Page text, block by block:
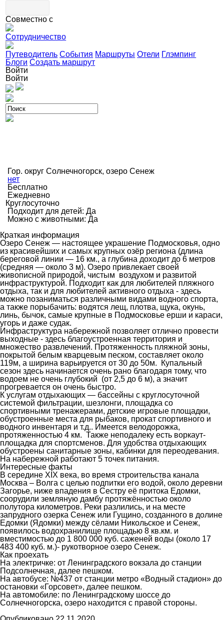
Совместно с
Сотрудничество
Путеводитель События Маршруты Отели Глэмпинг
Блоги Создать маршрут
Войти
Войти
Гор. округ Солнечногорск, озеро Сенеж
нет
Бесплатно
Ежедневно
Круглосуточно
Подходит для детей: Да
Можно с животными: Да
Краткая информация
Озеро Сенеж — настоящее украшение Подмосковья, одно
из красивейших и самых крупных озёр региона (длина
береговой линии — 16 км., а глубина доходит до 6 метров
(средняя — около 3 м). Озеро привлекает своей
живописной природой, чистым воздухом и развитой
инфраструктурой. Подходит как для любителей пляжного
отдыха, так и для любителей активного отдыха - здесь
можно позаниматься различными видами водного спорта,
а также порыбачить: водятся лещ, плотва, щука, окунь,
линь, бычок, самые крупные в Подмосковье ерши и караси,
угорь и даже судак.
Инфраструктура набережной позволяет отлично провести
выходные - здесь благоустроенная территория и
множество развлечений. Протяженность пляжной зоны,
покрытой белым кварцевым песком, составляет около
119м, а ширина варьируется от 30 до 50м. Купальный
сезон здесь начинается очень рано благодаря тому, что
водоем не очень глубокий (от 2,5 до 6 м), а значит
прогревается он очень быстро.
К услугам отдыхающих — бассейны с круглосуточной
системой фильтрации, шезлонги, площадка со
спортивными тренажерами, детские игровые площадки,
обустроенные места для рыбаков, прокат спортивного и
водного инвентаря и т.д.. Имеется велодорожка,
протяженностью 4 км. Также неподалеку есть воркаут-
площадка для спортсменов. Для удобства отдыхающих
обустроены санитарные зоны, кабинки для переодевания.
На набережной работают 5 точек питания.
Интересные факты
В середине XIX века, во время строительства канала
Москва – Волга с целью подпитки его водой, около деревни
Загорье, ниже впадения в Сестру её притока Едомки,
соорудили земляную дамбу протяжённостью около
полутора километров. Реки разлились, и на месте
запрудного озерка Сенеж или Гущино, созданного в долине
Едомки (Ядомки) между сёлами Никольское и Сенеж,
появилось водохранилище площадью 8 кв.км. и
вместимостью до 1 800 000 куб. саженей воды (около 17
483 400 куб. м.)- рукотворное озеро Сенеж.
Как проехать
На электричке: от Ленинградского вокзала до станции
Подсолнечная, далее пешком.
На автобусе: №437 от станции метро «Водный стадион» до
остановки «Горсовет», далее пешком.
На автомобиле: по Ленинградскому шоссе до
Солнечногорска, озеро находится с правой стороны.